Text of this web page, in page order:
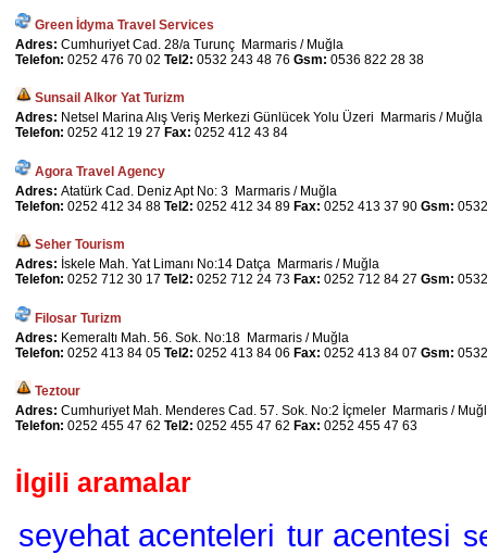
Green İdyma Travel Services
Adres: Cumhuriyet Cad. 28/a Turunç Marmaris / Muğla
Telefon: 0252 476 70 02 Tel2: 0532 243 48 76 Gsm: 0536 822 28 38
Sunsail Alkor Yat Turizm
Adres: Netsel Marina Alış Veriş Merkezi Günlücek Yolu Üzeri Marmaris / Muğla
Telefon: 0252 412 19 27 Fax: 0252 412 43 84
Agora Travel Agency
Adres: Atatürk Cad. Deniz Apt No: 3 Marmaris / Muğla
Telefon: 0252 412 34 88 Tel2: 0252 412 34 89 Fax: 0252 413 37 90 Gsm:
Seher Tourism
Adres: İskele Mah. Yat Limanı No:14 Datça Marmaris / Muğla
Telefon: 0252 712 30 17 Tel2: 0252 712 24 73 Fax: 0252 712 84 27 Gsm:
Filosar Turizm
Adres: Kemeraltı Mah. 56. Sok. No:18 Marmaris / Muğla
Telefon: 0252 413 84 05 Tel2: 0252 413 84 06 Fax: 0252 413 84 07 Gsm:
Teztour
Adres: Cumhuriyet Mah. Menderes Cad. 57. Sok. No:2 İçmeler Marmaris /
Telefon: 0252 455 47 62 Tel2: 0252 455 47 62 Fax: 0252 455 47 63
İlgili aramalar
seyehat acenteleri tur acentesi